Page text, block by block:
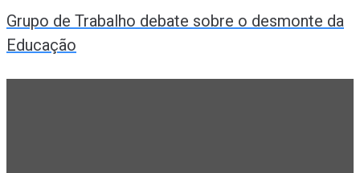
Grupo de Trabalho debate sobre o desmonte da
Educação